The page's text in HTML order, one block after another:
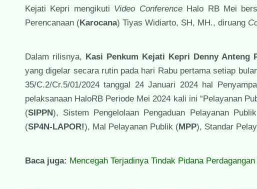
Kejati Kepri mengikuti Video ConferenceHalo RB Mei
Perencanaan (Karocana) Tiyas Widiarto, SH, MH., diruang
Dalam rilisnya, Kasi Penkum Kejati Kepri Denny Anteng
yang digelar secara rutin pada hari Rabu pertama setiap
35/C.2/Cr.5/01/2024 tanggal 24 Januari 2024 hal
pelaksanaan HaloRB Periode Mei 2024 kali ini “Pelayanan
(SIPPN), Sistem Pengelolaan Pengaduan Pelayanan
(SP4N-LAPOR!), Mal Pelayanan Publik (MPP), Standar
Baca juga: Mencegah Terjadinya Tindak Pidana